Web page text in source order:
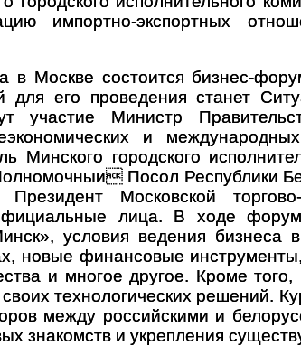
импортно-экспортных
в Москве состоится бизнес-
для его проведения станет
участие Министр
и
Минского городского
Посол Республики
Президент Московской
лица. В ходе
условия ведения бизнеса
новые финансовые
и многое другое. Кроме
технологических решений.
между российскими и
знакомств и укрепления